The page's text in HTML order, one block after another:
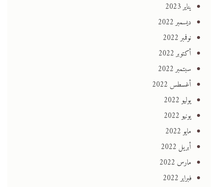
يناير 2023
ديسمبر 2022
نوفمبر 2022
أكتوبر 2022
سبتمبر 2022
أغسطس 2022
يوليو 2022
يونيو 2022
مايو 2022
أبريل 2022
مارس 2022
فبراير 2022